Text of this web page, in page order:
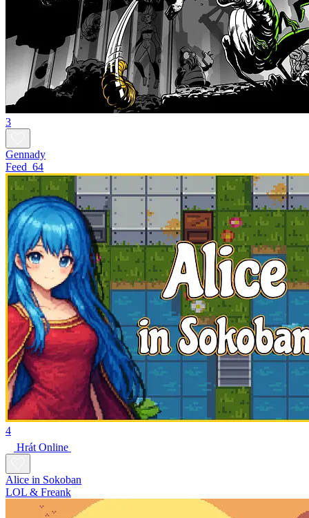
3
Gennady
Feed_64
4
Hrát Online
Alice in Sokoban
LOL & Freank